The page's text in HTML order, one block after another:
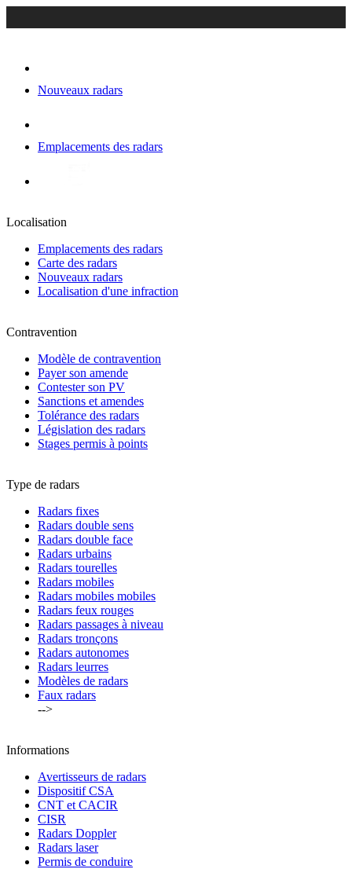
Nouveaux radars
Emplacements des radars
Localisation
Emplacements des radars
Carte des radars
Nouveaux radars
Localisation d'une infraction
Contravention
Modèle de contravention
Payer son amende
Contester son PV
Sanctions et amendes
Tolérance des radars
Législation des radars
Stages permis à points
Type de radars
Radars fixes
Radars double sens
Radars double face
Radars urbains
Radars tourelles
Radars mobiles
Radars mobiles mobiles
Radars feux rouges
Radars passages à niveau
Radars tronçons
Radars autonomes
Radars leurres
Modèles de radars
Faux radars
-->
Informations
Avertisseurs de radars
Dispositif CSA
CNT et CACIR
CISR
Radars Doppler
Radars laser
Permis de conduire